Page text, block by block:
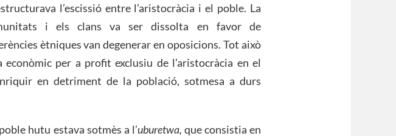
l’escissió entre l’aristocràcia i el poble. La
i els clans va ser dissolta en favor de
ètniques van degenerar en oposicions. Tot això
per a profit exclusiu de l’aristocràcia en el
en detriment de la població, sotmesa a durs
hutu estava sotmès a l’uburetwa, que consistia en